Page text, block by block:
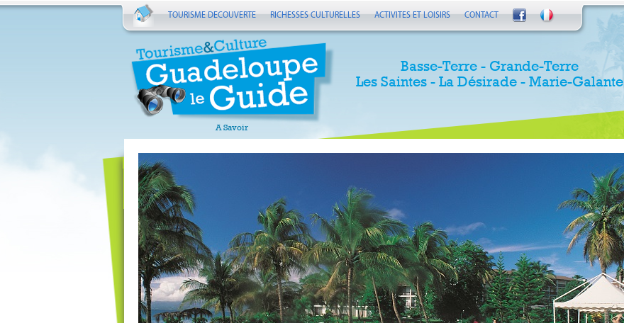
A Savoir
Basse-Terre - Grande-Terre
Les Saintes - La Désirade - Marie-Galante
TOURISME DECOUVERTE RICHESSES CULTURELLES ACTIVITES ET LOISIRS CONTACT